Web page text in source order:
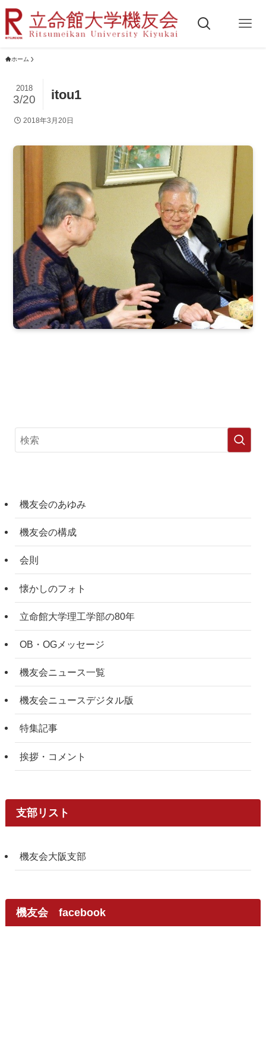
ホーム
itou1
2018
3/20
2018年3月20日
機友会のあゆみ
機友会の構成
会則
懐かしのフォト
立命館大学理工学部の80年
OB・OGメッセージ
機友会ニュース一覧
機友会ニュースデジタル版
特集記事
挨拶・コメント
支部リスト
機友会大阪支部
機友会 facebook